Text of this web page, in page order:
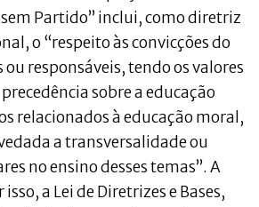
Partido” inclui, como diretriz
o “respeito às convicções do
ou responsáveis, tendo os valores
sobre a educação
relacionados à educação moral,
a transversalidade ou
no ensino desses temas”. A
a Lei de Diretrizes e Bases,